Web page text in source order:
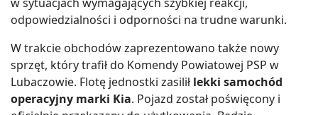
odpowiedzialności i odporności na trudne warunki.
W trakcie obchodów zaprezentowano także nowy
sprzęt, który trafił do Komendy Powiatowej PSP w
Lubaczowie. Flotę jednostki zasilił lekki samochód
operacyjny marki Kia. Pojazd został poświęcony i